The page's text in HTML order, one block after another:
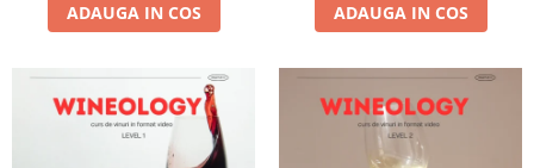
ADAUGA IN COS ADAUGA IN COS